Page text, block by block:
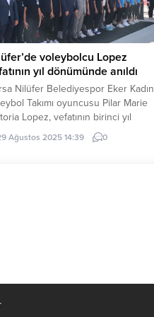
Süper Kupası’nı müzesine
Karşılaşma sonrası...
voleybolcu Lopez
yıl dönümünde anıldı
Nilüfer Belediyespor Eker Kadın
Takımı oyuncusu Pilar Marie
Lopez, vefatının birinci yıl
düzenlenen törenle anıldı.
(İGFA) – Genç yaşta hayatını
Ağustos 2025 14:39 0